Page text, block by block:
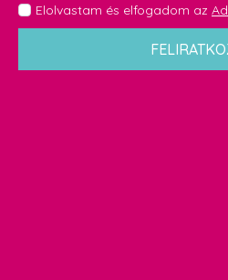
GDPR
*
Elolvastam és elfogadom az